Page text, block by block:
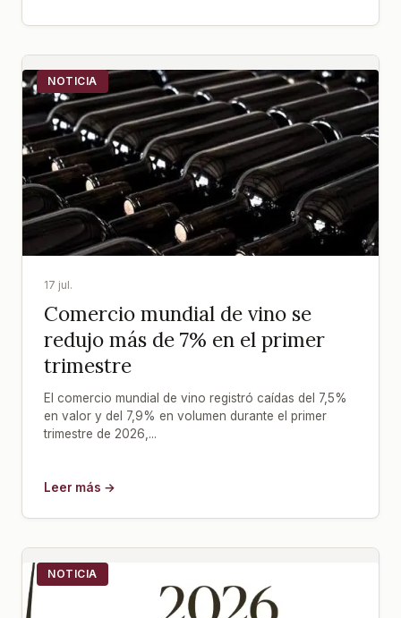
NOTICIA
17 jul.
Comercio mundial de vino se
redujo más de 7% en el primer
trimestre
El comercio mundial de vino registró caídas del 7,5%
en valor y del 7,9% en volumen durante el primer
trimestre de 2026,...
Leer más →
NOTICIA